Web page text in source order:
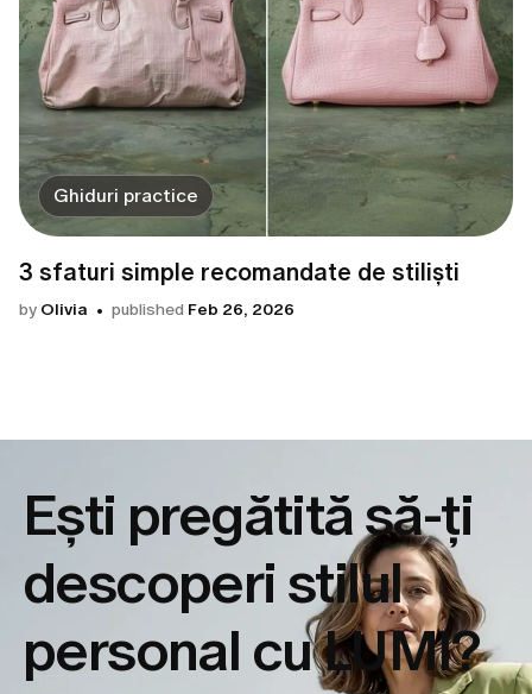
Ghiduri practice
3 sfaturi simple recomandate de stiliști
by Olivia published Feb 26, 2026
Ești pregătită să-ți
descoperi stilul
personal cu LUMI?